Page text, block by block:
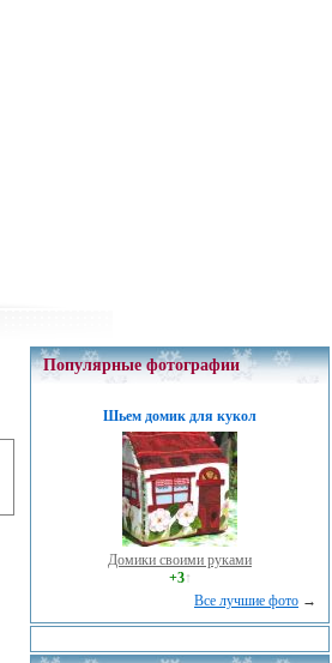
Популярные фотографии
Шьем домик для кукол
Домики своими руками
+3↑
Все лучшие фото →